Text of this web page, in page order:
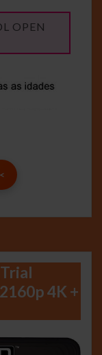
OPEN
4K +